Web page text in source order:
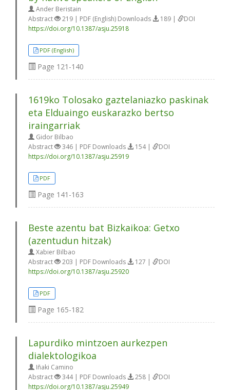
Ander Beristain
Abstract
219 | PDF (English) Downloads 189 |
DOI
https://doi.org/10.1387/asju.25918
PDF (English)
Page 121-140
1619ko Tolosako gaztelaniazko paskinak
eta Elduaingo euskarazko bertso
iraingarriak
Gidor Bilbao
Abstract
346 | PDF Downloads 154 |
DOI
https://doi.org/10.1387/asju.25919
PDF
Page 141-163
Beste azentu bat Bizkaikoa: Getxo
(azentudun hitzak)
Xabier Bilbao
Abstract
203 | PDF Downloads 127 |
DOI
https://doi.org/10.1387/asju.25920
PDF
Page 165-182
Lapurdiko mintzoen aurkezpen
dialektologikoa
Iñaki Camino
Abstract
344 | PDF Downloads 258 |
DOI
https://doi.org/10.1387/asju.25949